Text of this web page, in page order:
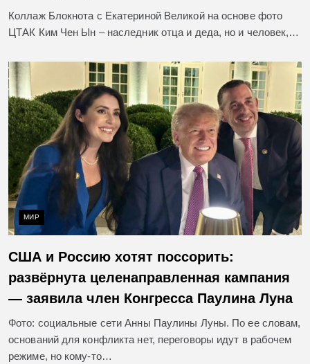
Коллаж Блокнота с Екатериной Великой на основе фото
ЦТАК Ким Чен Ын – наследник отца и деда, но и человек,…
МИР
США и Россию хотят поссорить:
развёрнута целенаправленная кампания
— заявила член Конгресса Паулина Луна
Фото: социальные сети Анны Паулины Луны. По ее словам,
оснований для конфликта нет, переговоры идут в рабочем
режиме, но кому-то…